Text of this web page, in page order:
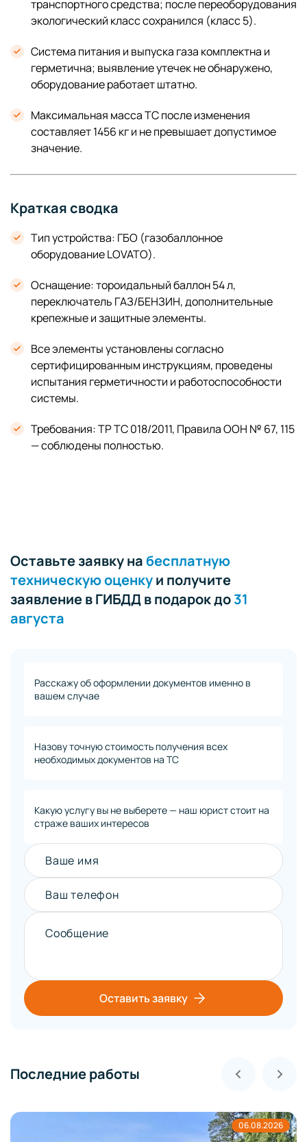
транспортного средства; после переоборудования
экологический класс сохранился (класс 5).
Система питания и выпуска газа комплектна и
герметична; выявление утечек не обнаружено,
оборудование работает штатно.
Максимальная масса ТС после изменения
составляет 1456 кг и не превышает допустимое
значение.
Краткая сводка
Тип устройства: ГБО (газобаллонное
оборудование LOVATO).
Оснащение: тороидальный баллон 54 л,
переключатель ГАЗ/БЕНЗИН, дополнительные
крепежные и защитные элементы.
Все элементы установлены согласно
сертифицированным инструкциям, проведены
испытания герметичности и работоспособности
системы.
Требования: ТР ТС 018/2011, Правила ООН № 67, 115
— соблюдены полностью.
Оставьте заявку набесплатную
техническую оценкуи получите
заявление в ГИБДД в подарок до31
августа
Расскажу об оформлении документов именно в
вашем случае
Назову точную стоимость получения всех
необходимых документов на ТС
Какую услугу вы не выберете — наш юрист стоит на
страже ваших интересов
Ваше имя
Ваш телефон
Сообщение
Оставить заявку
Последние работы
06.08.2026